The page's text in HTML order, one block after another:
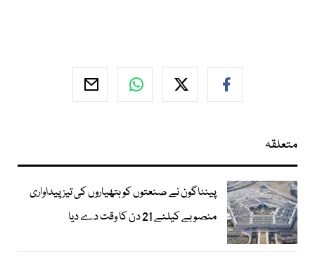
متعلقہ
پینٹاگون نے صنعتوں کو ہتھیاروں کی تیز پیداواری
منصوبے کیلئے 21 دن کا وقت دے دیا